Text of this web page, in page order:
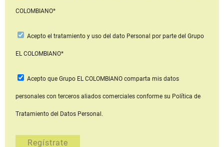
COLOMBIANO*
Acepto el tratamiento y uso del dato Personal por parte del Grupo
EL COLOMBIANO*
Acepto que Grupo EL COLOMBIANOcomparta mis datos
personales con terceros aliados comerciales conforme su Política de
Tratamiento del Datos Personal.